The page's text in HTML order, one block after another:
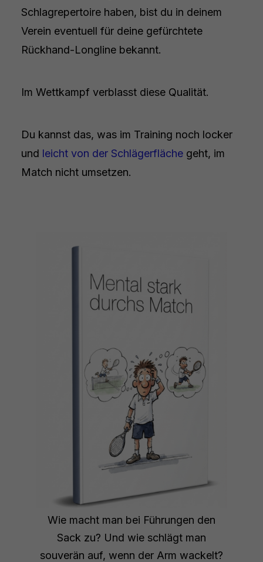
Schlagrepertoire haben, bist du in deinem
Verein eventuell für deine gefürchtete
Rückhand-Longline bekannt.
Im Wettkampf verblasst diese Qualität.
Du kannst das, was im Training noch locker
und leicht von der Schlägerflächegeht, im
Match nicht umsetzen.
Wie macht man bei Führungen den
Sack zu? Und wie schlägt man
souverän auf, wenn der Arm wackelt?